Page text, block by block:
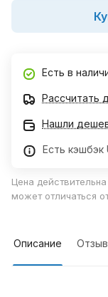
Есть в
Рассчитать
Нашли
Есть кэшбэк
Цена
может отличаться
Описание